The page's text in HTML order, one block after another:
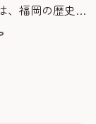
、福岡の歴史を
開く一歩とな
を地層で表現
イトで紹介し